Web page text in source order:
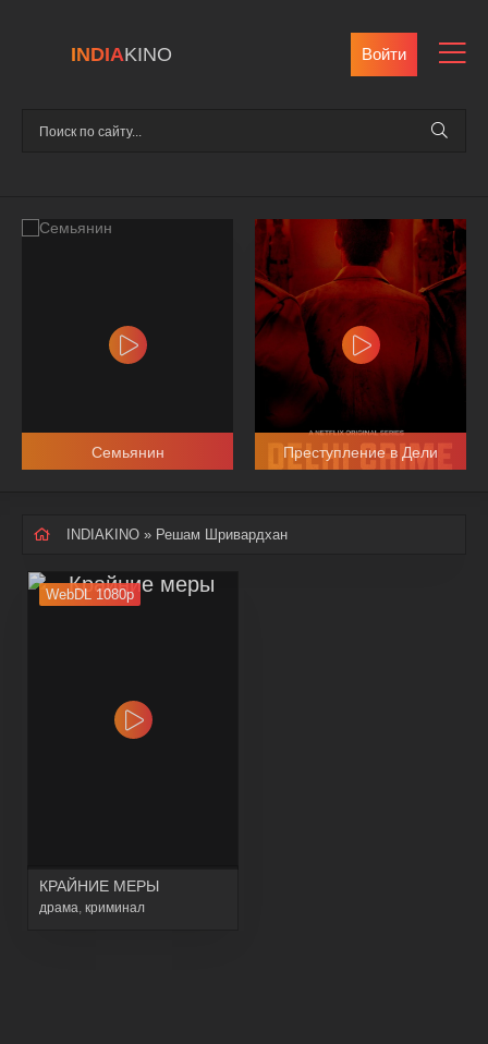
INDIAKINO Войти
Семьянин Преступление в Дели
INDIAKINO » Решам Шривардхан
WebDL 1080p
КРАЙНИЕ МЕРЫ
драма криминал